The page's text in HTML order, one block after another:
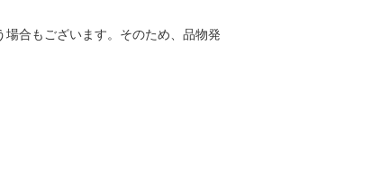
合もございます。そのため、品物発